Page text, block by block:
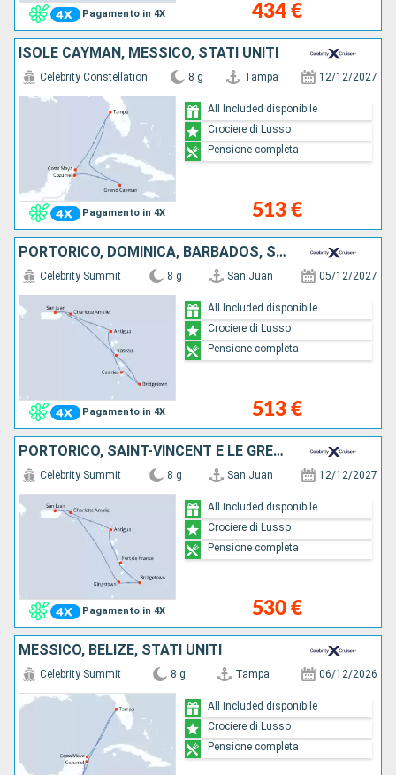
Pagamento in 4X 434 €
ISOLE CAYMAN, MESSICO, STATI UNITI
Pagamento in 4X
Celebrity Constellation 8 g Tampa 12/12/2027
513 €
All Included disponibile
Crociere di Lusso
Pensione completa
PORTORICO, DOMINICA, BARBADOS, SANTA LUCIA, ANTIGUA E BARBUDA, STATI UNITI
Pagamento in 4X
Celebrity Summit 8 g San Juan 05/12/2027
513 €
All Included disponibile
Crociere di Lusso
Pensione completa
PORTORICO, SAINT-VINCENT E LE GRENADINE, BARBADOS, MARTINICA, ANTIGUA E BARBUDA, STATI UNITI
Pagamento in 4X
Celebrity Summit 8 g San Juan 12/12/2027
530 €
All Included disponibile
Crociere di Lusso
Pensione completa
MESSICO, BELIZE, STATI UNITI
Celebrity Summit 8 g Tampa 06/12/2026
All Included disponibile
Crociere di Lusso
Pensione completa